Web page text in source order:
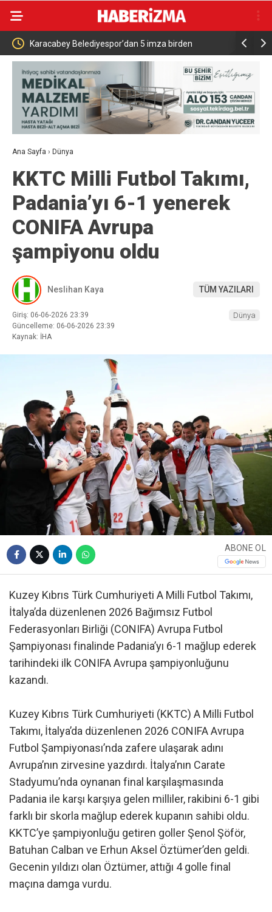
Karacabey Belediyespor’dan 5 imza birden KTÜ Millî
Ana Sayfa › Dünya
KKTC Milli Futbol Takımı,
Padania’yı 6-1 yenerek
CONIFA Avrupa
şampiyonu oldu
Neslihan Kaya TÜM YAZILARI
Giriş: 06-06-2026 23:39
Güncelleme: 06-06-2026 23:39
Kaynak: İHA
Dünya
ABONE OL
Kuzey Kıbrıs Türk Cumhuriyeti A Milli Futbol Takımı,
İtalya’da düzenlenen 2026 Bağımsız Futbol
Federasyonları Birliği (CONIFA) Avrupa Futbol
Şampiyonası finalinde Padania’yı 6-1 mağlup ederek
tarihindeki ilk CONIFA Avrupa şampiyonluğunu
kazandı.
Kuzey Kıbrıs Türk Cumhuriyeti (KKTC) A Milli Futbol
Takımı, İtalya’da düzenlenen 2026 CONIFA Avrupa
Futbol Şampiyonası’nda zafere ulaşarak adını
Avrupa’nın zirvesine yazdırdı. İtalya’nın Carate
Stadyumu’nda oynanan final karşılaşmasında
Padania ile karşı karşıya gelen milliler, rakibini 6-1 gibi
farklı bir skorla mağlup ederek kupanın sahibi oldu.
KKTC’ye şampiyonluğu getiren goller Şenol Şöför,
Batuhan Calban ve Erhun Aksel Öztümer’den geldi.
Gecenin yıldızı olan Öztümer, attığı 4 golle final
maçına damga vurdu.